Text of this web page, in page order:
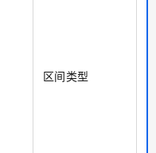
区间类型